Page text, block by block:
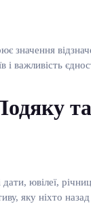
значення
і важливість
дати, ювілеї,
яку ніхто